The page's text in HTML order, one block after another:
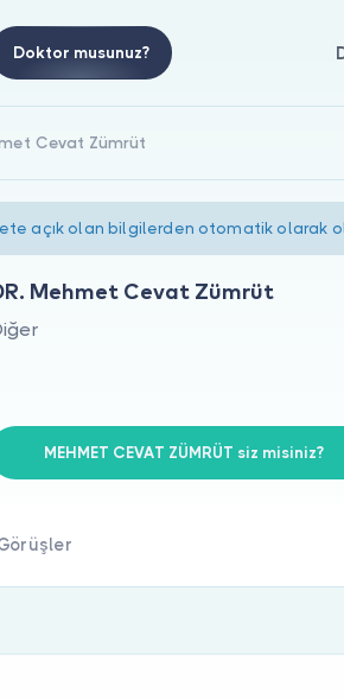
Doktor musunuz?
Cevat Zümrüt
açık olan bilgilerden otomatik olarak
Mehmet Cevat Zümrüt
MEHMET CEVAT ZÜMRÜT siz misiniz?